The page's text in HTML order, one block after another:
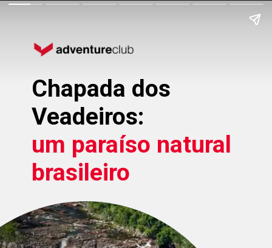
Chapada dos
Veadeiros:
um paraíso natural
brasileiro